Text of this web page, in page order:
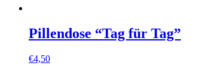
Pillendose “Tag für Tag”
€4,50